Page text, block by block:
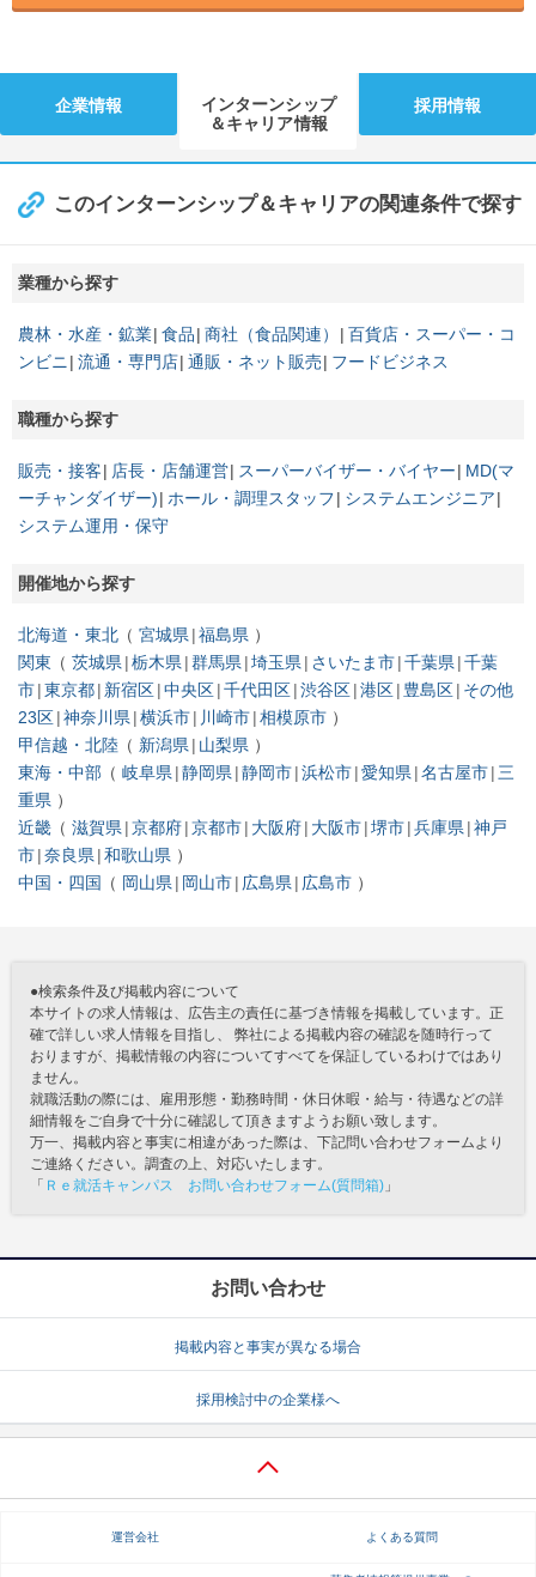
企業情報
インターンシップ
＆キャリア情報
採用情報
このインターンシップ＆キャリアの関連条件で探す
業種から探す
農林・水産・鉱業 食品 商社（食品関連）
百貨店・スーパー・コ
ンビニ
流通・専門店 通販・ネット販売 フードビジネス
職種から探す
販売・接客 店長・店舗運営 スーパーバイザー・バイヤー
MD(マ
ーチャンダイザー)
ホール・調理スタッフ
システムエンジニア
システム運用・保守
開催地から探す
北海道・東北 宮城県 福島県
関東
茨城県 栃木県 群馬県 埼玉県 さいたま市 千葉県 千葉
市 東京都 新宿区 中央区 千代田区 渋谷区 港区 豊島区 その他
23区 神奈川県 横浜市 川崎市 相模原市
甲信越・北陸
新潟県
山梨県
東海・中部
岐阜県 静岡県 静岡市 浜松市 愛知県 名古屋市 三
重県
近畿
滋賀県 京都府 京都市 大阪府 大阪市 堺市 兵庫県 神戸
市 奈良県 和歌山県
中国・四国
岡山県 岡山市 広島県 広島市
●検索条件及び掲載内容について
本サイトの求人情報は、広告主の責任に基づき情報を掲載しています。正
確で詳しい求人情報を目指し、 弊社による掲載内容の確認を随時行って
おりますが、掲載情報の内容についてすべてを保証しているわけではあり
ません。
就職活動の際には、雇用形態・勤務時間・休日休暇・給与・待遇などの詳
細情報をご自身で十分に確認して頂きますようお願い致します。
万一、掲載内容と事実に相違があった際は、下記問い合わせフォームより
ご連絡ください。調査の上、対応いたします。
「 Ｒｅ就活キャンパス お問い合わせフォーム(質問箱) 」
お問い合わせ
掲載内容と事実が異なる場合
採用検討中の企業様へ
運営会社 よくある質問